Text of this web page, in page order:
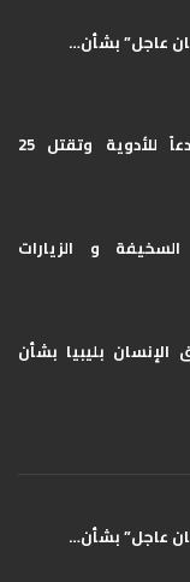
عاجل” بشأن…
قوات الاحتلال تدمر مستودعاً للأدوية وتقتل 25
و الزيارات
الإنسان بليبيا ​بشأن
عاجل” بشأن…